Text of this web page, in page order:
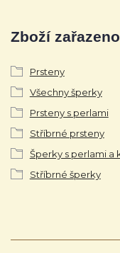
Zboží
Prsteny
Všechny šperky
Prsteny s perlami
Stříbrné prsteny
Šperky s perlami a
Stříbrné šperky